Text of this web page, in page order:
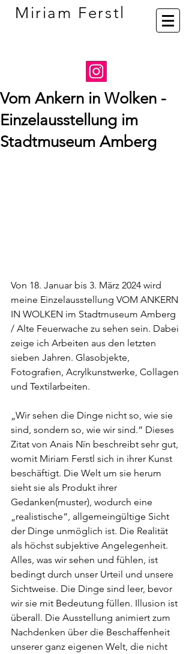
Miriam Ferstl
Vom Ankern in Wolken -
Einzelausstellung im
Stadtmuseum Amberg
Von 18. Januar bis 3. März 2024 wird
meine Einzelausstellung VOM ANKERN
IN WOLKEN im Stadtmuseum Amberg
/ Alte Feuerwache zu sehen sein. Dabei
zeige ich Arbeiten aus den letzten
sieben Jahren. Glasobjekte,
Fotografien, Acrylkunstwerke, Collagen
und Textilarbeiten.
„Wir sehen die Dinge nicht so, wie sie
sind, sondern so, wie wir sind.“ Dieses
Zitat von Anais Nïn beschreibt sehr gut,
womit Miriam Ferstl sich in ihrer Kunst
beschäftigt. Die Welt um sie herum
sieht sie als Produkt ihrer
Gedanken(muster), wodurch eine
„realistische“, allgemeingültige Sicht
der Dinge unmöglich ist. Die Realität
als höchst subjektive Angelegenheit.
Alles, was wir sehen und fühlen, ist
bedingt durch unser Urteil und unsere
Sichtweise. Die Dinge sind leer, bevor
wir sie mit Bedeutung füllen. Illusion ist
überall. Die Ausstellung animiert zum
Nachdenken über die Beschaffenheit
unserer ganz eigenen Welt, die nicht